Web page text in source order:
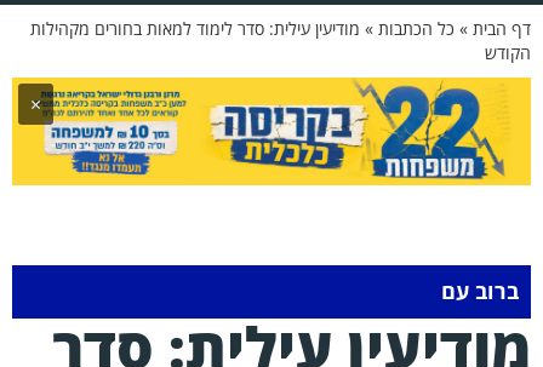
הבית»כל הכתבות»מודיעין עילית: סדר לימוד למאות בחורים מקהילות
×
ברוב עם
עילית: סדר